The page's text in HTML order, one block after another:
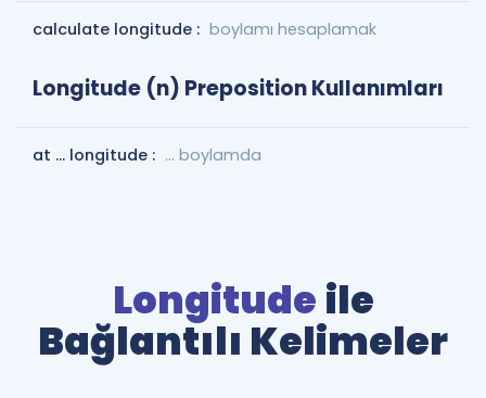
calculate longitude : boylamı hesaplamak
Longitude (n) Preposition Kullanımları
at ... longitude : ... boylamda
Longitude ile
Bağlantılı Kelimeler